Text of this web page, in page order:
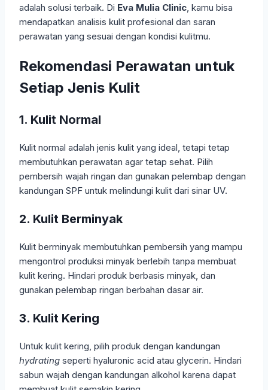
adalah solusi terbaik. Di Eva Mulia Clinic, kamu bisa
mendapatkan analisis kulit profesional dan saran
perawatan yang sesuai dengan kondisi kulitmu.
Rekomendasi Perawatan untuk
Setiap Jenis Kulit
1. Kulit Normal
Kulit normal adalah jenis kulit yang ideal, tetapi tetap
membutuhkan perawatan agar tetap sehat. Pilih
pembersih wajah ringan dan gunakan pelembap dengan
kandungan SPF untuk melindungi kulit dari sinar UV.
2. Kulit Berminyak
Kulit berminyak membutuhkan pembersih yang mampu
mengontrol produksi minyak berlebih tanpa membuat
kulit kering. Hindari produk berbasis minyak, dan
gunakan pelembap ringan berbahan dasar air.
3. Kulit Kering
Untuk kulit kering, pilih produk dengan kandungan
hydrating seperti hyaluronic acid atau glycerin. Hindari
sabun wajah dengan kandungan alkohol karena dapat